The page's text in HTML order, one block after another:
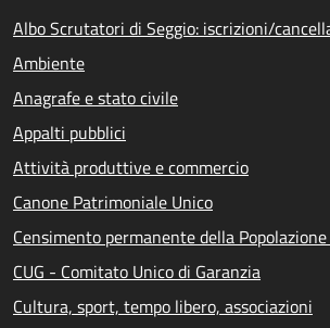
Albo Scrutatori di Seggio: iscrizioni/
Ambiente
Anagrafe e stato civile
Appalti pubblici
Attività produttive e commercio
Canone Patrimoniale Unico
Censimento permanente della
CUG - Comitato Unico di Garanzia
Cultura, sport, tempo libero, associazioni